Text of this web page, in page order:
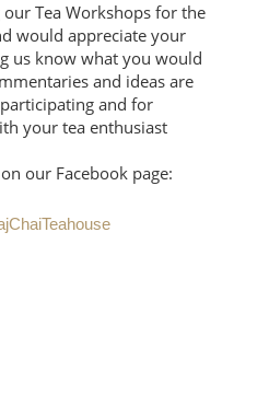
Tea Workshops for the
would appreciate your
us know what you would
and ideas are
and for
your tea enthusiast
our Facebook page: